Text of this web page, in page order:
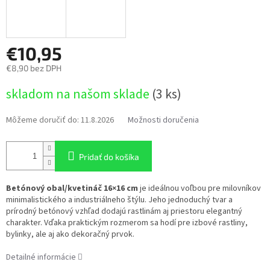
€10,95
€8,90 bez DPH
cena:
skladom na našom sklade (3 ks)
Môžeme doručiť do: 11.8.2026 Možnosti doručenia
Pridať do košíka
Betónový obal/kvetináč 16×16 cm je ideálnou voľbou pre milovníkov
minimalistického a industriálneho štýlu. Jeho jednoduchý tvar a
prírodný betónový vzhľad dodajú rastlinám aj priestoru elegantný
charakter. Vďaka praktickým rozmerom sa hodí pre izbové rastliny,
bylinky, ale aj ako dekoračný prvok.
Detailné informácie